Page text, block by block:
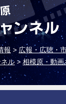
報 >広報・広聴・
ル > 相模原・動画